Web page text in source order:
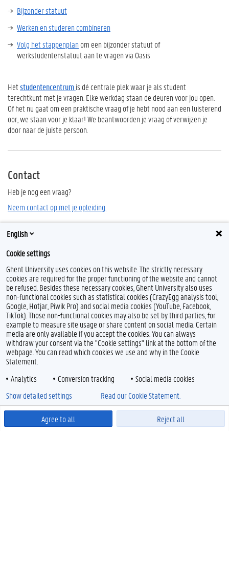
Bijzonder statuut
Werken en studeren combineren
Volg het stappenplan om een bijzonder statuut of
werkstudentenstatuut aan te vragen via Oasis
Hetstudentencentrumis dé centrale plek waar je als student
terechtkunt met je vragen. Elke werkdag staan de deuren voor jou open.
Of het nu gaat om een praktische vraag of je hebt nood aan een luisterend
oor, we staan voor je klaar! We beantwoorden je vraag of verwijzen je
door naar de juiste persoon.
Contact
Heb je nog een vraag?
Neem contact op met je opleiding.
English
Cookie settings
Ghent University uses cookies on this website. The strictly necessary
cookies are required for the proper functioning of the website and cannot
be refused. Besides these necessary cookies, Ghent University also uses
non-functional cookies such as statistical cookies (CrazyEgg analysis tool,
Google, Hotjar, Piwik Pro) and social media cookies (YouTube, Facebook,
TikTok). Those non-functional cookies may also be set by third parties, for
example to measure site usage or share content on social media. Certain
media are only available if you accept the cookies. You can always
withdraw your consent via the "Cookie settings" link at the bottom of the
webpage. You can read which cookies we use and why in the Cookie
Statement.
Analytics
Conversion tracking Social media cookies
Agree to all Reject all
Show detailed settings Read our Cookie Statement.